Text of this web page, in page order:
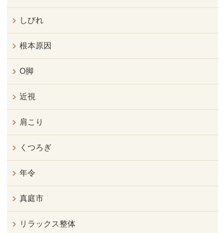
しびれ
根本原因
O脚
近視
肩こり
くつろぎ
年令
真庭市
リラックス整体